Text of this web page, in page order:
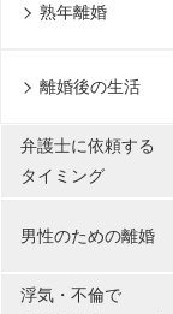
熟年離婚
離婚後の生活
弁護士に依頼する
タイミング
男性のための離婚
浮気・不倫で